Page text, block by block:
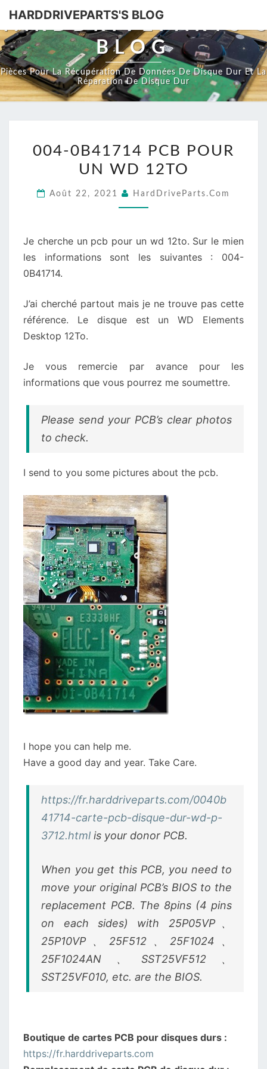
HARDDRIVEPARTS'S BLOG
BLOG
Pièces Pour La Récupération De Données De Disque Dur Et La
Réparation De Disque Dur
0B41714
PCB
004-0B41714 PCB POUR
UN WD 12TO
Août 22, 2021 HardDriveParts.com
Je cherche un pcb pour un wd 12to. Sur le mien
les informations sont les suivantes : 004-
0B41714.
J’ai cherché partout mais je ne trouve pas cette
référence. Le disque est un WD Elements
Desktop 12To.
Je vous remercie par avance pour les
informations que vous pourrez me soumettre.
Please send your PCB’s clear photos
to check.
I send to you some pictures about the pcb.
I hope you can help me.
Have a good day and year. Take Care.
https://fr.harddriveparts.com/0040b
41714-carte-pcb-disque-dur-wd-p-
3712.html is your donor PCB.
When you get this PCB, you need to
move your original PCB’s BIOS to the
replacement PCB. The 8pins (4 pins
on each sides) with 25P05VP、
25P10VP、25F512、25F1024、
25F1024AN、SST25VF512、
SST25VF010, etc. are the BIOS.
Boutique de cartes PCB pour disques durs :
https://fr.harddriveparts.com